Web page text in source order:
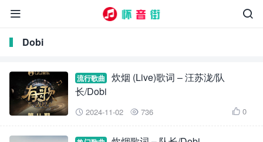


Dobi
流行歌曲
炊烟 (Live)歌词 – 汪苏泷/队
长/Dobi
 2024-11-02  736  0